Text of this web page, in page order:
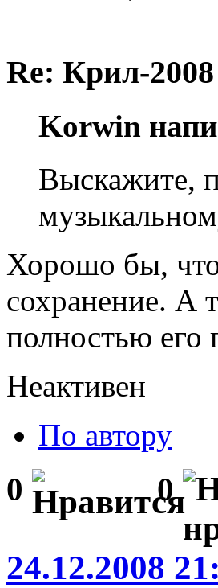
Re: Крил-2008
Korwin
Выскажите,
Хорошо бы,
сохранение. А
полностью его
Неактивен
По автору
0 0
24.12.2008